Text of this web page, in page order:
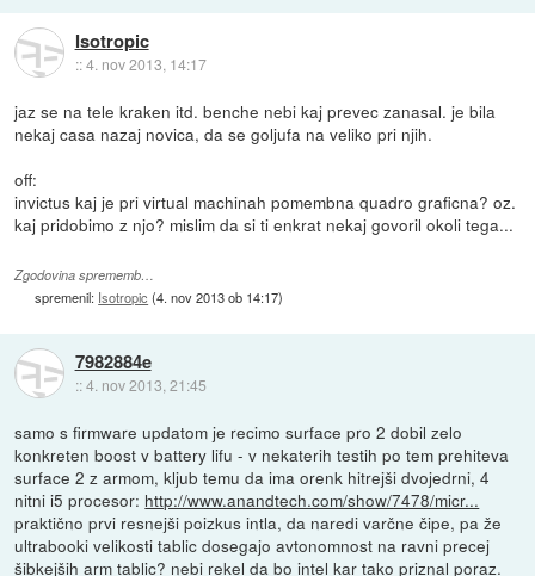
Isotropic
::4. nov 2013, 14:17
jaz se na tele kraken itd. benche nebi kaj prevec zanasal. je bila
nekaj casa nazaj novica, da se goljufa na veliko pri njih.
off:
invictus kaj je pri virtual machinah pomembna quadro graficna? oz.
kaj pridobimo z njo? mislim da si ti enkrat nekaj govoril okoli tega...
Zgodovina sprememb…
spremenil: Isotropic (4. nov 2013 ob 14:17)
7982884e
::4. nov 2013, 21:45
samo s firmware updatom je recimo surface pro 2 dobil zelo
konkreten boost v battery lifu - v nekaterih testih po tem prehiteva
surface 2 z armom, kljub temu da ima orenk hitrejši dvojedrni, 4
nitni i5 procesor: http://www.anandtech.com/show/7478/micr...
praktično prvi resnejši poizkus intla, da naredi varčne čipe, pa že
ultrabooki velikosti tablic dosegajo avtonomnost na ravni precej
šibkejših arm tablic? nebi rekel da bo intel kar tako priznal poraz.